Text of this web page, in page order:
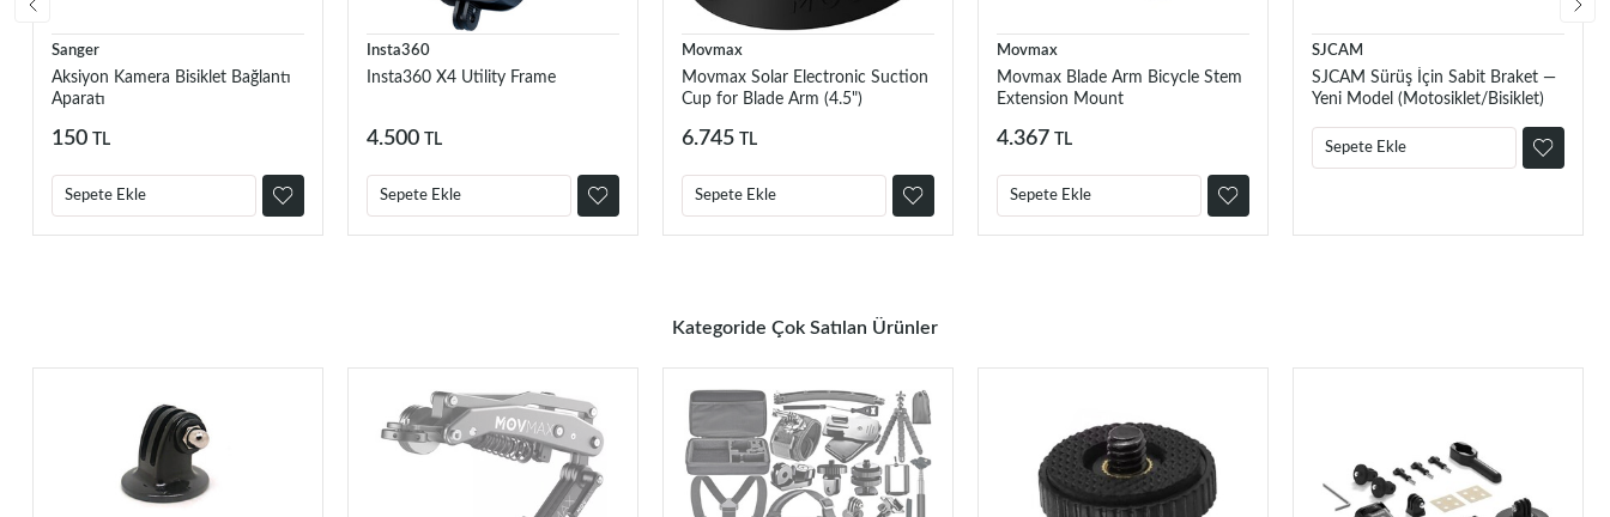
Sanger
Aksiyon Kamera Bisiklet Bağlantı
Aparatı
150 TL
Sepete Ekle
Insta360
Insta360 X4 Utility Frame
4.500 TL
Sepete Ekle
Movmax
Movmax Solar Electronic Suction
Cup for Blade Arm (4.5")
6.745 TL
Sepete Ekle
Movmax
Movmax Blade Arm Bicycle Stem
Extension Mount
4.367 TL
Sepete Ekle
SJCAM
SJCAM Sürüş İçin Sabit Braket —
Yeni Model (Motosiklet/Bisiklet)
Sepete Ekle
Kategoride Çok Satılan Ürünler